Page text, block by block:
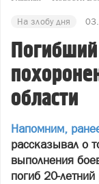
На злобу дня
области
Напомним,
рассказывал о
выполнения
погиб 20-